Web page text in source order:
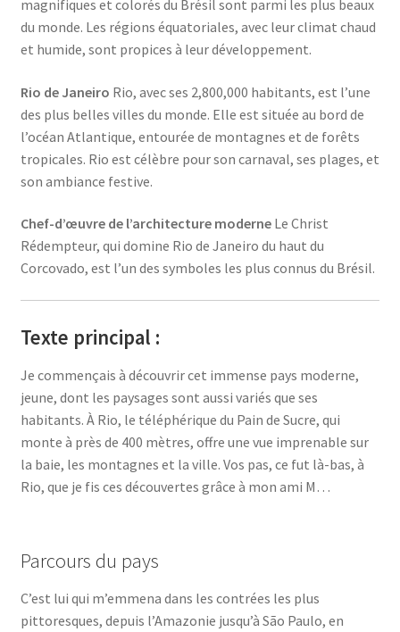
magnifiques et colorés du Brésil sont parmi les plus beaux
du monde. Les régions équatoriales, avec leur climat chaud
et humide, sont propices à leur développement.
Rio de Janeiro Rio, avec ses 2,800,000 habitants, est l’une
des plus belles villes du monde. Elle est située au bord de
l’océan Atlantique, entourée de montagnes et de forêts
tropicales. Rio est célèbre pour son carnaval, ses plages, et
son ambiance festive.
Chef-d’œuvre de l’architecture moderneLe Christ
Rédempteur, qui domine Rio de Janeiro du haut du
Corcovado, est l’un des symboles les plus connus du Brésil.
Texte principal :
Je commençais à découvrir cet immense pays moderne,
jeune, dont les paysages sont aussi variés que ses
habitants. À Rio, le téléphérique du Pain de Sucre, qui
monte à près de 400 mètres, offre une vue imprenable sur
la baie, les montagnes et la ville. Vos pas, ce fut là-bas, à
Rio, que je fis ces découvertes grâce à mon ami M…
Parcours du pays
C’est lui qui m’emmena dans les contrées les plus
pittoresques, depuis l’Amazonie jusqu’à São Paulo, en